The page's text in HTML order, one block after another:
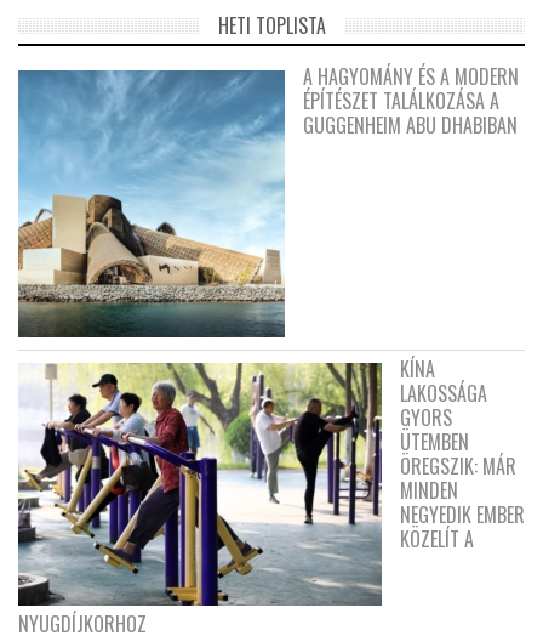
HETI TOPLISTA
A HAGYOMÁNY ÉS A MODERN
ÉPÍTÉSZET TALÁLKOZÁSA A
GUGGENHEIM ABU DHABIBAN
KÍNA
LAKOSSÁGA
GYORS
ÜTEMBEN
ÖREGSZIK: MÁR
MINDEN
NEGYEDIK EMBER
KÖZELÍT A
NYUGDÍJKORHOZ